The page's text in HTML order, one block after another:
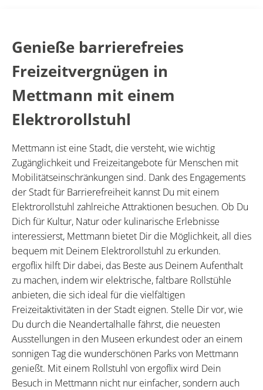
Genieße barrierefreies
Freizeitvergnügen in
Mettmann mit einem
Elektrorollstuhl
Mettmann ist eine Stadt, die versteht, wie wichtig
Zugänglichkeit und Freizeitangebote für Menschen mit
Mobilitätseinschränkungen sind. Dank des Engagements
der Stadt für Barrierefreiheit kannst Du mit einem
Elektrorollstuhl zahlreiche Attraktionen besuchen. Ob Du
Dich für Kultur, Natur oder kulinarische Erlebnisse
interessierst, Mettmann bietet Dir die Möglichkeit, all dies
bequem mit Deinem Elektrorollstuhl zu erkunden.
ergoflix hilft Dir dabei, das Beste aus Deinem Aufenthalt
zu machen, indem wir elektrische, faltbare Rollstühle
anbieten, die sich ideal für die vielfältigen
Freizeitaktivitäten in der Stadt eignen. Stelle Dir vor, wie
Du durch die Neandertalhalle fährst, die neuesten
Ausstellungen in den Museen erkundest oder an einem
sonnigen Tag die wunderschönen Parks von Mettmann
genießt. Mit einem Rollstuhl von ergoflix wird Dein
Besuch in Mettmann nicht nur einfacher, sondern auch